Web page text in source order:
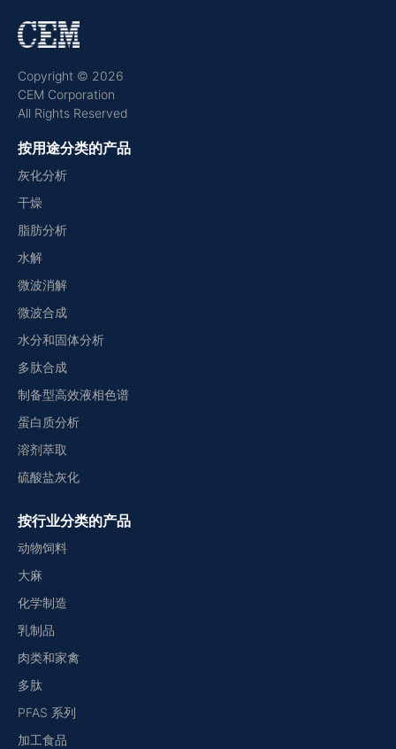
Copyright © 2026
CEM Corporation
All Rights Reserved
按用途分类的产品
灰化分析
干燥
脂肪分析
水解
微波消解
微波合成
水分和固体分析
多肽合成
制备型高效液相色谱
蛋白质分析
溶剂萃取
硫酸盐灰化
按行业分类的产品
动物饲料
大麻
化学制造
乳制品
肉类和家禽
多肽
PFAS 系列
加工食品